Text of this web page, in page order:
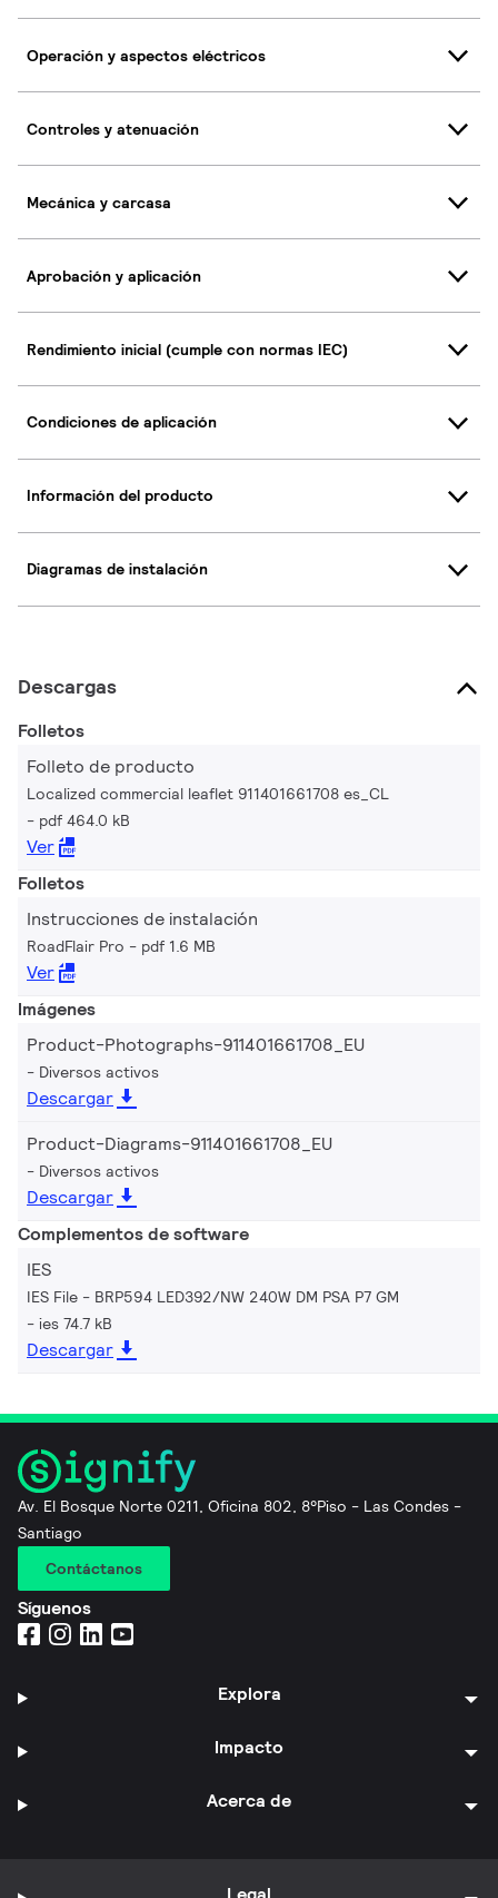
Operación y aspectos eléctricos
Controles y atenuación
Mecánica y carcasa
Aprobación y aplicación
Rendimiento inicial (cumple con normas IEC)
Condiciones de aplicación
Información del producto
Diagramas de instalación
Descargas
Folletos
Folleto de producto
Localized commercial leaflet 911401661708 es_CL
pdf 464.0 kB
Ver
Folletos
Instrucciones de instalación
RoadFlair Pro pdf 1.6 MB
Ver
Imágenes
Product-Photographs-911401661708_EU
Diversos activos
Descargar
Product-Diagrams-911401661708_EU
Diversos activos
Descargar
Complementos de software
IES
IES File - BRP594 LED392/NW 240W DM PSA P7 GM
ies 74.7 kB
Descargar
Av. El Bosque Norte 0211, Oficina 802, 8°Piso - Las Condes -
Santiago
Contáctanos
Síguenos
Explora
Impacto
Acerca de